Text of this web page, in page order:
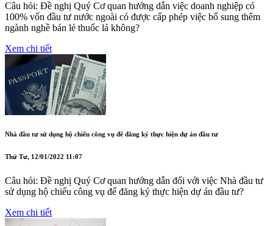
Câu hỏi: Đề nghị Quý Cơ quan hướng dẫn việc doanh nghiệp có
100% vốn đầu tư nước ngoài có được cấp phép việc bổ sung thêm
ngành nghề bán lẻ thuốc lá không?
Xem chi tiết
Nhà đầu tư sử dụng hộ chiếu công vụ để đăng ký thực hiện dự án đầu tư
Thứ Tư, 12/01/2022 11:07
Câu hỏi: Đề nghị Quý Cơ quan hướng dẫn đối với việc Nhà đầu tư
sử dụng hộ chiếu công vụ để đăng ký thực hiện dự án đầu tư?
Xem chi tiết